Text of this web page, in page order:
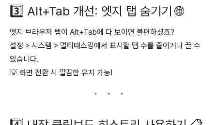
3️⃣ Alt+Tab 개선: 엣지 탭 숨기기 🌐
엣지 브라우저 탭이 Alt+Tab에 다 보이면 불편하셨죠?
설정 > 시스템 > 멀티태스킹에서 표시할 탭 수를 줄이거나 끌 수
있습니다.
💡 화면 전환 시 깔끔함 유지 가능!